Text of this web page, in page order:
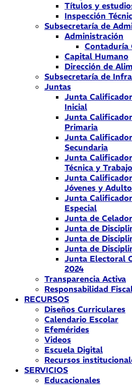
Títulos y
Inspección
Subsecretaría de
Administración
Contaduría
Capital Humano
Dirección de
Subsecretaría de
Juntas
Junta
Inicial
Junta
Primaria
Junta
Secundaria
Junta
Técnica y Trabajo
Junta
Jóvenes y
Junta
Especial
Junta de
Junta de
Junta de
Junta de
Junta Electoral
2024
Transparencia Activa
Responsabilidad
RECURSOS
Diseños Curriculares
Calendario Escolar
Efemérides
Videos
Escuela Digital
Recursos
SERVICIOS
Educacionales